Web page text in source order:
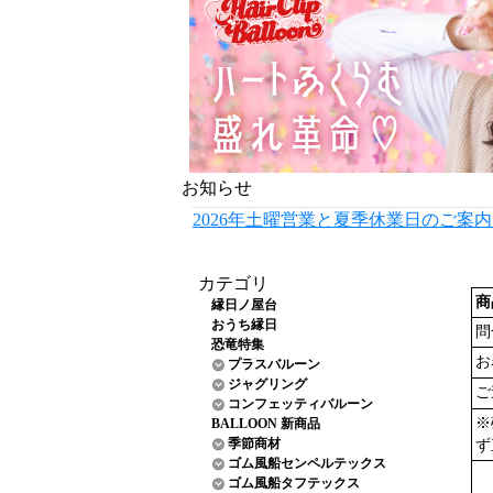
お知らせ
2026年土曜営業と夏季休業日のご案
カテゴリ
縁日ノ屋台
おうち縁日
恐竜特集
プラスバルーン
ジャグリング
コンフェッティバルーン
BALLOON 新商品
季節商材
ゴム風船センペルテックス
ゴム風船タフテックス
※